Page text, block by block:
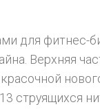
для фитнес-
Верхняя
струящихся